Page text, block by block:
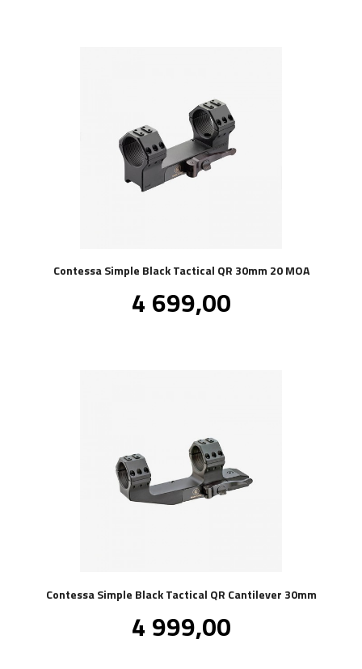
Contessa Simple Black Tactical QR 30mm 20 MOA
Pris
4 699,00mva.
Contessa Simple Black Tactical QR Cantilever 30mm
Pris
4 999,00mva.